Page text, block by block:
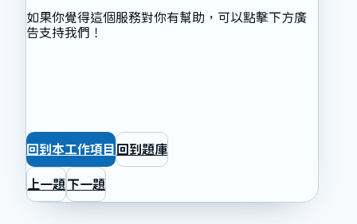
如果你覺得這個服務對你有幫助，可以點擊下方廣
告支持我們！
回到本工作項目 回到題庫
上一題下一題